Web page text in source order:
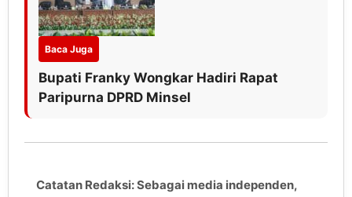
Baca Juga
Bupati Franky Wongkar Hadiri Rapat
Paripurna DPRD Minsel
Catatan Redaksi: Sebagai media independen,